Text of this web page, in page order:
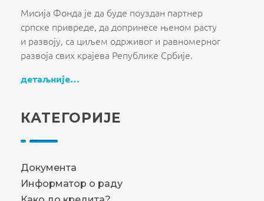
Мисија Фонда је да буде поуздан партнер
српске привреде, да допринесе њеном расту
и развоју, са циљем одрживог и равномерног
развоја свих крајева Републике Србије.
детаљније…
КАТЕГОРИЈЕ
Документа
Информатор о раду